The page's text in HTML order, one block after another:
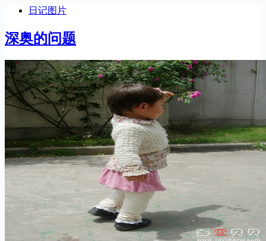
日记图片
深奥的问题